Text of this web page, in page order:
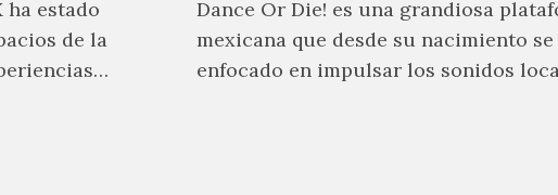
ha estado
de la
Dance Or Die! es una grandiosa
mexicana que desde su nacimiento se
enfocado en impulsar los sonidos